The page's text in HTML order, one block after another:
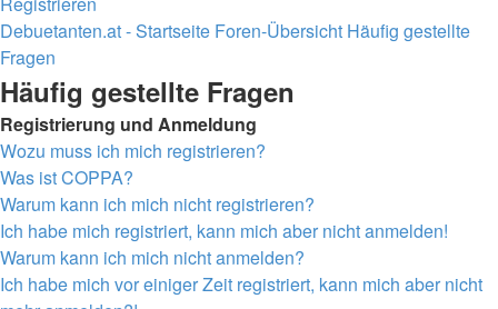
Debuetanten.at - Startseite Foren-Übersicht Häufig gestellte
Fragen
Suche
Häufig gestellte Fragen
Registrierung und Anmeldung
Wozu muss ich mich registrieren?
Was ist COPPA?
Warum kann ich mich nicht registrieren?
Ich habe mich registriert, kann mich aber nicht anmelden!
Warum kann ich mich nicht anmelden?
Ich habe mich vor einiger Zeit registriert, kann mich aber nicht